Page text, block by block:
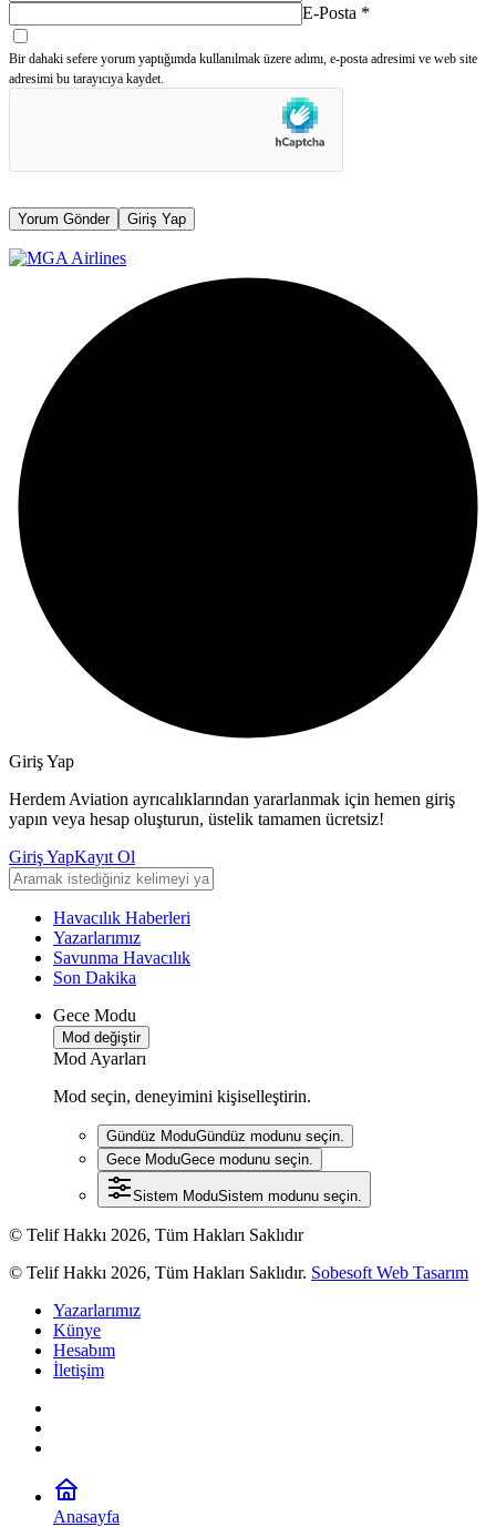
E-Posta *
Bir dahaki sefere yorum yaptığımda kullanılmak üzere adımı, e-posta adresimi ve web site
adresimi bu tarayıcıya kaydet.
Yorum Gönder Giriş Yap
Giriş Yap
Herdem Aviation ayrıcalıklarından yararlanmak için hemen giriş
yapın veya hesap oluşturun, üstelik tamamen ücretsiz!
Giriş YapKayıt Ol
Havacılık Haberleri
Yazarlarımız
Savunma Havacılık
Son Dakika
Gece Modu
Mod değiştir
Mod Ayarları
Mod seçin, deneyimini kişiselleştirin.
Gündüz ModuGündüz modunu seçin.
Gece ModuGece modunu seçin.
Sistem ModuSistem modunu seçin.
© Telif Hakkı 2026, Tüm Hakları Saklıdır
© Telif Hakkı 2026, Tüm Hakları Saklıdır. Sobesoft Web Tasarım
Yazarlarımız
Künye
Hesabım
İletişim
Anasayfa